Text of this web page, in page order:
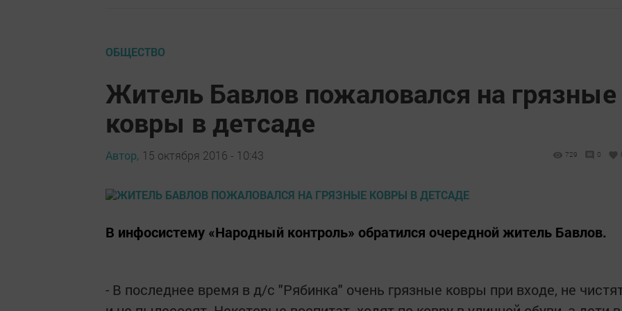
ОБЩЕСТВО
Житель Бавлов пожаловался на грязные
ковры в детсаде
Автор, 15 октября 2016 - 10:43 729 0
В инфосистему «Народный контроль» обратился очередной житель Бавлов.
- В последнее время в д/с "Рябинка" очень грязные ковры при входе, не